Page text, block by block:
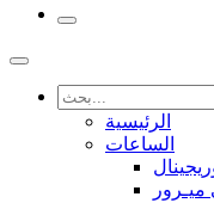
الرئيسية
الساعات
ميـرور